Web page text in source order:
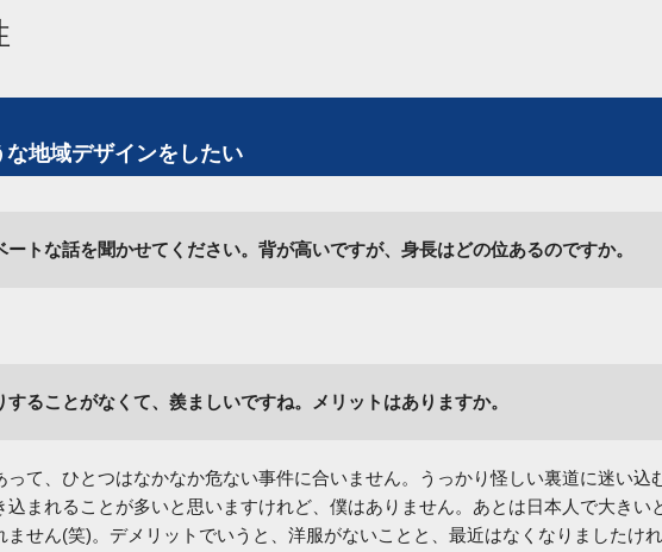
地域デザインをしたい
トな話を聞かせてください。背が高いですが、身長はどの位あるのですか。
ることがなくて、羨ましいですね。メリットはありますか。
って、ひとつはなかなか危ない事件に合いません。うっかり怪しい裏道に迷い込
込まれることが多いと思いますけれど、僕はありません。あとは日本人で大きい
ません(笑)。デメリットでいうと、洋服がないことと、最近はなくなりましたけれ